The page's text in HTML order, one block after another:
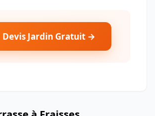
Devis Jardin Gratuit →